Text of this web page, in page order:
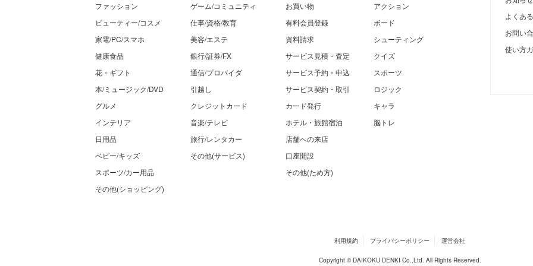
ファッション
ビューティー/コスメ
家電/PC/スマホ
健康食品
花・ギフト
本/ミュージック/DVD
グルメ
インテリア
日用品
ベビー/キッズ
スポーツ/カー用品
その他(ショッピング)
ゲーム/コミュニティ
仕事/資格/教育
美容/エステ
銀行/証券/FX
通信/プロバイダ
引越し
クレジットカード
音楽/テレビ
旅行/レンタカー
その他(サービス)
お買い物
有料会員登録
資料請求
サービス見積・査定
サービス予約・申込
サービス契約・取引
カード発行
ホテル・旅館宿泊
店舗への来店
口座開設
その他(ため方)
アクション
ボード
シューティング
クイズ
スポーツ
ロジック
キャラ
脳トレ
よくあ
お問い
使い方
利用規約 プライバシーポリシー 運営会社
Copyright © DAIKOKU DENKI Co.,Ltd. All Rights Reserved.